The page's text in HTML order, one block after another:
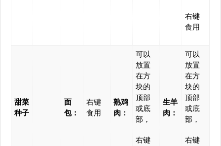
右键
食用
甜菜
种子
面
包：
右键
食用
熟鸡
肉：
可以
放置
在方
块的
顶部
或底
部，
右键
生羊
肉：
可以
放置
在方
块的
顶部
或底
部，
右键